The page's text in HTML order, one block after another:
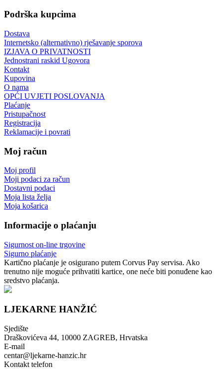
Podrška kupcima
Dostava
Internetsko (alternativno) rješavanje sporova
IZJAVA O PRIVATNOSTI
Jednostrani raskid Ugovora
Kontakt
Kupovina
O nama
OPĆI UVJETI POSLOVANJA
Plaćanje
Pristupačnost
Registracija
Reklamacije i povrati
Moj račun
Moj profil
Moji podaci za račun
Dostavni podaci
Moja lista želja
Moja košarica
Informacije o plaćanju
Sigurnost on-line trgovine
Sigurno plaćanje
Kartično plaćanje je osigurano putem Corvus Pay servisa. Ako
trenutno nije moguće prihvatiti kartice, one neće biti ponuđene kao
sredstvo plaćanja.
LJEKARNE HANŽIĆ
Sjedište
Draškovićeva 44, 10000 ZAGREB, Hrvatska
E-mail
centar@ljekarne-hanzic.hr
Kontakt telefon